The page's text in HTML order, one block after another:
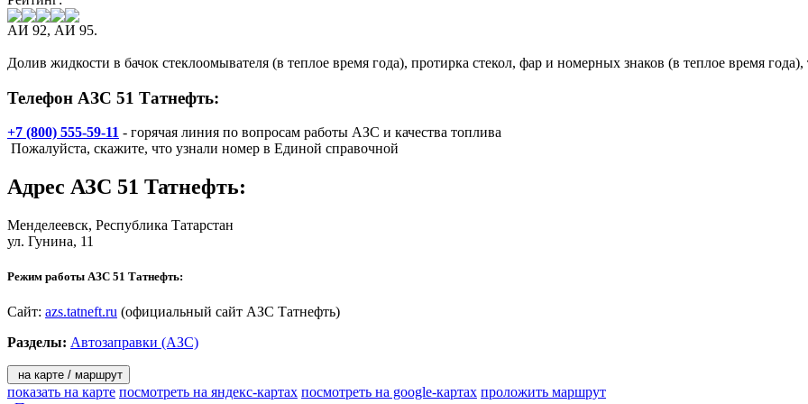
АИ 92, АИ 95.
Долив жидкости в бачок стеклоомывателя (в теплое время года), протирка стекол, фар и номерных знаков (в теплое время года),
Телефон АЗС 51 Татнефть:
+7 (800) 555-59-11 - горячая линия по вопросам работы АЗС и качества топлива
Пожалуйста, скажите, что узнали номер в Единой справочной
Адрес АЗС 51 Татнефть:
Менделеевск, Республика Татарстан
ул. Гунина, 11
Режим работы АЗС 51 Татнефть:
Сайт: azs.tatneft.ru (официальный сайт АЗС Татнефть)
Разделы: Автозаправки (АЗС)
на карте / маршрут
показать на карте посмотреть на яндекс-картах посмотреть на google-картах проложить маршрут